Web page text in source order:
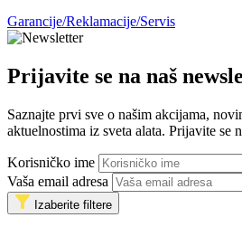
Garancije/Reklamacije/Servis
Prijavite se na naš
Saznajte prvi sve o našim akcijama,
aktuelnostima iz sveta alata. Prijavite se
Korisničko ime
Vaša email adresa
Izaberite filtere